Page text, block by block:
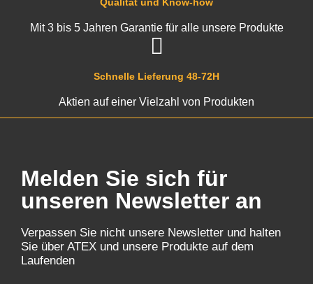
Schnelle Lieferung 48-72H
Aktien auf einer Vielzahl von Produkten
Qualität und Know-how
Mit 3 bis 5 Jahren Garantie für alle unsere Produkte
Melden Sie sich für
unseren Newsletter an
Verpassen Sie nicht unsere Newsletter und halten
Sie über ATEX und unsere Produkte auf dem
Laufenden